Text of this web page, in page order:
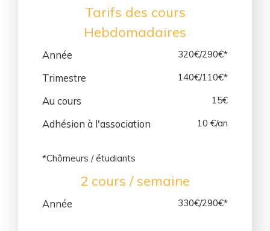
Tarifs des cours
Hebdomadaires
320€/290€*
Année
140€/110€*
Trimestre
15€
Au cours
10 €/an
Adhésion à l'association
*Chômeurs / étudiants
2 cours / semaine
330€/290€*
Année